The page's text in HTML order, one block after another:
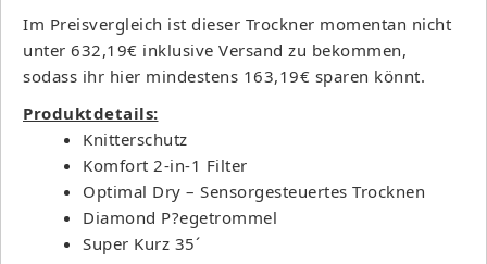
Im Preisvergleich ist dieser Trockner momentan nicht
unter 632,19€ inklusive Versand zu bekommen,
sodass ihr hier mindestens 163,19€ sparen könnt.
Produktdetails:
Knitterschutz
Komfort 2-in-1 Filter
Optimal Dry – Sensorgesteuertes Trocknen
Diamond P?egetrommel
Super Kurz 35´